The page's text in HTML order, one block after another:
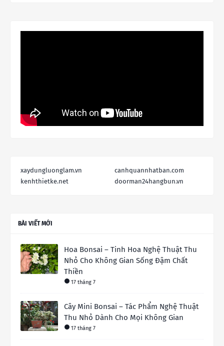
xaydungluonglam.vn
canhquannhatban.com
kenhthietke.net
doorman24hangbun.vn
BÀI VIẾT MỚI
Hoa Bonsai – Tinh Hoa Nghệ Thuật Thu
Nhỏ Cho Không Gian Sống Đậm Chất
Thiền
17 tháng 7
Cây Mini Bonsai – Tác Phẩm Nghệ Thuật
Thu Nhỏ Dành Cho Mọi Không Gian
17 tháng 7